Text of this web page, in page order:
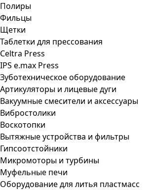
Полиры
Фильцы
Щетки
Таблетки для прессования
Celtra Press
IPS e.max Press
Зуботехническое оборудование
Артикуляторы и лицевые дуги
Вакуумные смесители и аксессуары
Вибростолики
Воскотопки
Вытяжные устройства и фильтры
Гипсоотстойники
Микромоторы и турбины
Муфельные печи
Оборудование для литья пластмасс